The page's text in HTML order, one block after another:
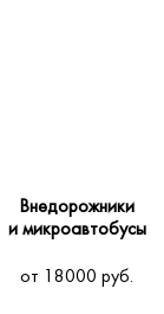
Внедорожники
и микроавтобусы
от 18000 руб.